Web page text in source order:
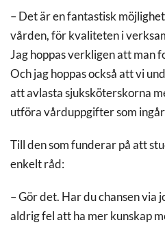
– Det är en fantastisk
vården, för kvaliteten i
Jag hoppas verkligen att man
Och jag hoppas också att vi
att avlasta sjuksköterskorna
utföra vårduppgifter som
Till den som funderar på att
enkelt råd:
– Gör det. Har du chansen via
aldrig fel att ha mer kunskap